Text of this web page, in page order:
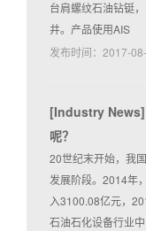
台肩螺纹石油钻铤
井。产品使用AIS
发布时间：2017-
[Industry News]
呢？
20世纪末开始，我
发展阶段。2014年
入3100.08亿元，
石油石化设备行业